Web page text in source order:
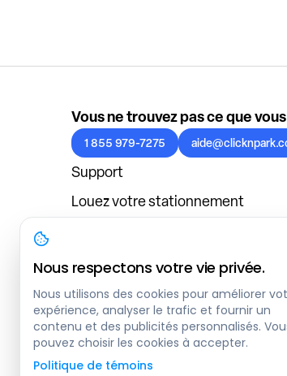
Vous ne trouvez pas ce que
1 855 979-7275
Support
Louez votre stationnement
À propos
Connexion au tableau de bord
Nous respectons votre vie privée.
Nous utilisons des cookies pour améliorer
expérience, analyser le trafic et fournir un
contenu et des publicités personnalisés.
pouvez choisir les cookies à accepter.
Politique de témoins